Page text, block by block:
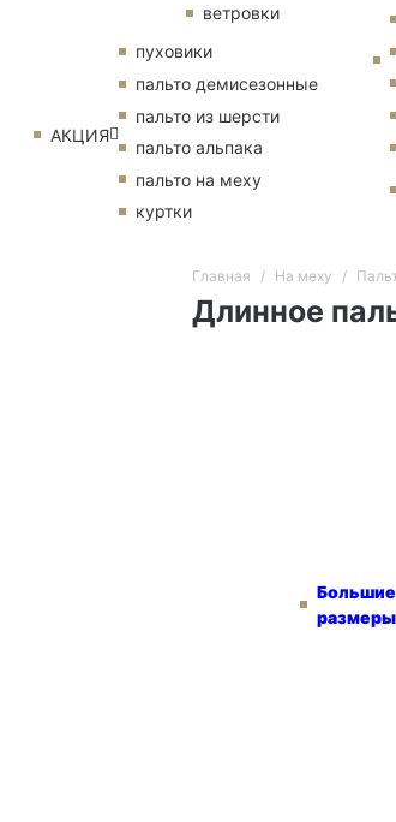
Большие
размеры
ветровки
АКЦИЯ
пуховики
пальто демисезонные
пальто из шерсти
пальто альпака
пальто на меху
куртки
Главная На меху
Длинное